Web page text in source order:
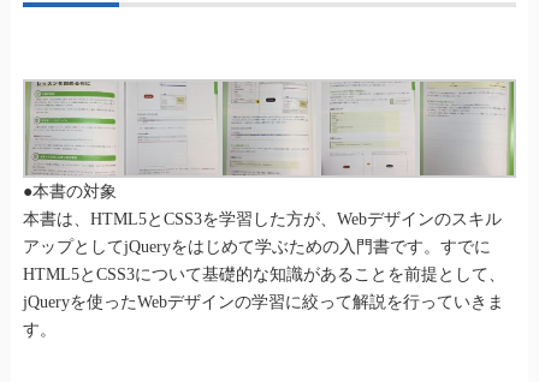
●本書の対象
本書は、HTML5とCSS3を学習した方が、Webデザインのスキル
アップとしてjQueryをはじめて学ぶための入門書です。すでに
HTML5とCSS3について基礎的な知識があることを前提として、
jQueryを使ったWebデザインの学習に絞って解説を行っていきま
す。